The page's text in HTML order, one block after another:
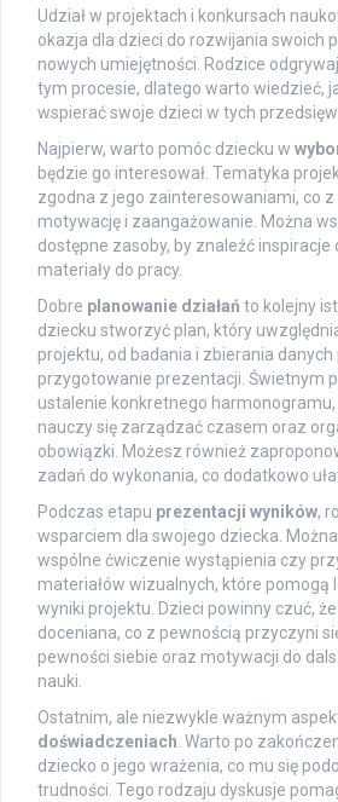
Udział w projektach i konkursach
okazja dla dzieci do rozwijania swoich
nowych umiejętności. Rodzice
tym procesie, dlatego warto wiedzieć,
wspierać swoje dzieci w tych
Najpierw, warto pomóc dziecku w
będzie go interesował. Tematyka
zgodna z jego zainteresowaniami, co
motywację i zaangażowanie. Można
dostępne zasoby, by znaleźć
materiały do pracy.
Dobre planowanie działań to kolejny
dziecku stworzyć plan, który
projektu, od badania i zbierania
przygotowanie prezentacji. Świetnym
ustalenie konkretnego
nauczy się zarządzać czasem oraz
obowiązki. Możesz również
zadań do wykonania, co dodatkowo
Podczas etapu prezentacji wyników,
wsparciem dla swojego dziecka.
wspólne ćwiczenie wystąpienia czy
materiałów wizualnych, które
wyniki projektu. Dzieci powinny czuć,
doceniana, co z pewnością przyczyni
pewności siebie oraz motywacji do
nauki.
Ostatnim, ale niezwykle ważnym
doświadczeniach . Warto po
dziecko o jego wrażenia, co mu się
trudności. Tego rodzaju dyskusje